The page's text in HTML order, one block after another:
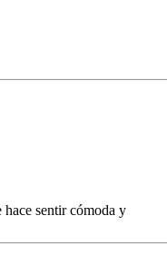
sentir cómoda y